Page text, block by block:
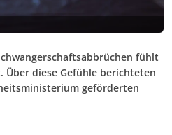
fühlt
diese Gefühle berichteten
geförderten